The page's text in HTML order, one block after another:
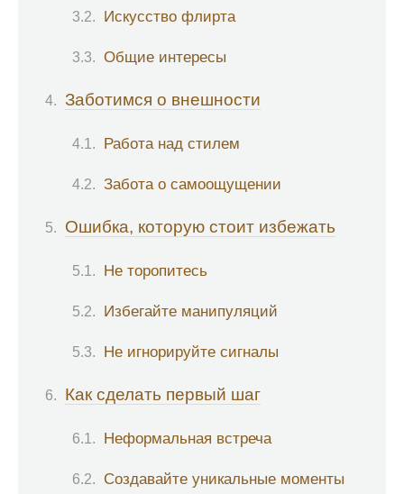
Искусство флирта
Общие интересы
Заботимся о внешности
Работа над стилем
Забота о самоощущении
Ошибка, которую стоит избежать
Не торопитесь
Избегайте манипуляций
Не игнорируйте сигналы
Как сделать первый шаг
Неформальная встреча
Создавайте уникальные моменты